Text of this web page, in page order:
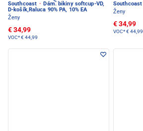
Southcoast · Dám. bikiny softcup-VD,
D-košík,Raluca 90% PA, 10% EA
Ženy
€ 34,99
VOC*€ 44,99
Southcoast
Ženy
€ 34,99
VOC*€ 44,99